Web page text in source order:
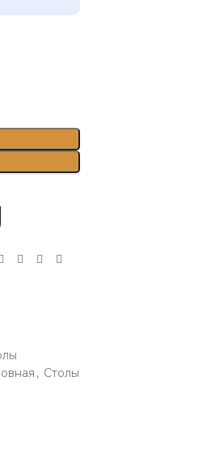
, Столы